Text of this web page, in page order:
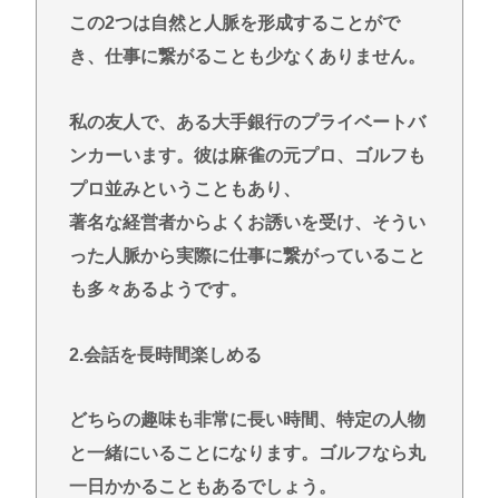
この2つは自然と人脈を形成することがで
き、仕事に繋がることも少なくありません。
私の友人で、ある大手銀行のプライベートバ
ンカーいます。彼は麻雀の元プロ、ゴルフも
プロ並みということもあり、
著名な経営者からよくお誘いを受け、そうい
った人脈から実際に仕事に繋がっていること
も多々あるようです。
2.会話を長時間楽しめる
どちらの趣味も非常に長い時間、特定の人物
と一緒にいることになります。ゴルフなら丸
一日かかることもあるでしょう。